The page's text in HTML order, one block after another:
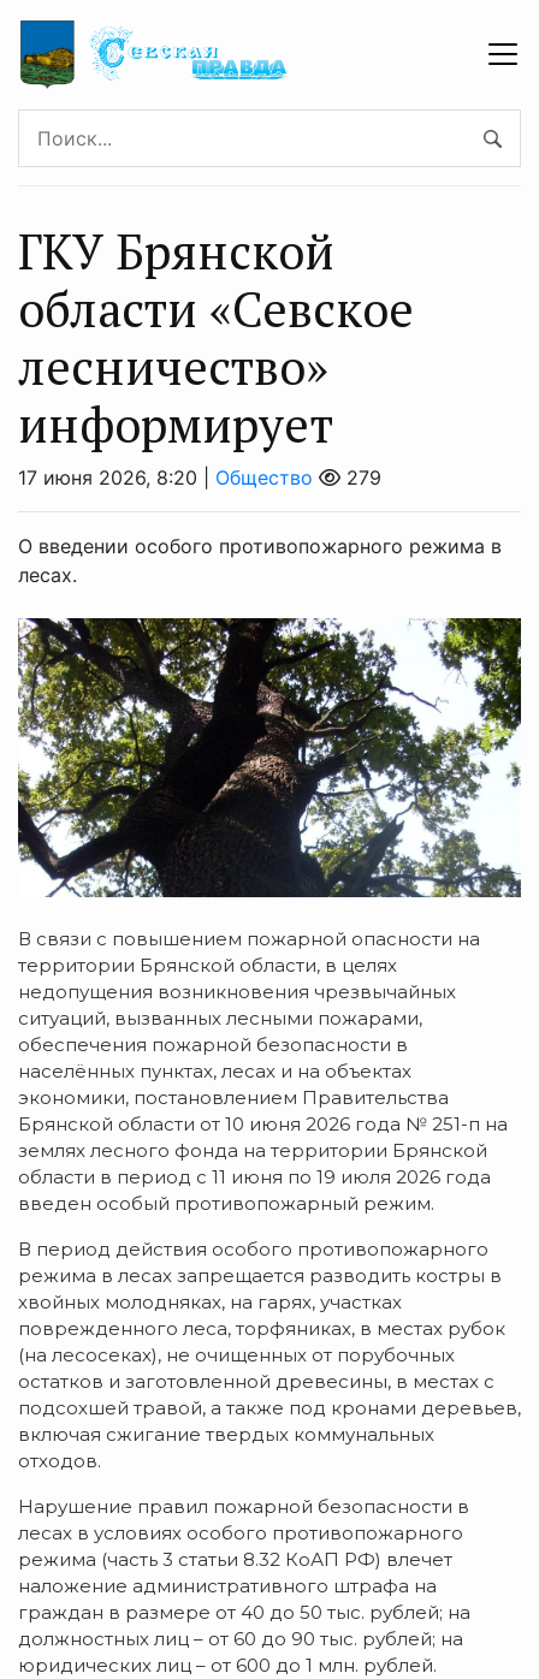
ГКУ Брянской
области «Севское
лесничество»
информирует
17 июня 2026, 8:20 | Общество 279
О введении особого противопожарного режима в
лесах.
В связи с повышением пожарной опасности на
территории Брянской области, в целях
недопущения возникновения чрезвычайных
ситуаций, вызванных лесными пожарами,
обеспечения пожарной безопасности в
населённых пунктах, лесах и на объектах
экономики, постановлением Правительства
Брянской области от 10 июня 2026 года № 251-п на
землях лесного фонда на территории Брянской
области в период с 11 июня по 19 июля 2026 года
введен особый противопожарный режим.
В период действия особого противопожарного
режима в лесах запрещается разводить костры в
хвойных молодняках, на гарях, участках
поврежденного леса, торфяниках, в местах рубок
(на лесосеках), не очищенных от порубочных
остатков и заготовленной древесины, в местах с
подсохшей травой, а также под кронами деревьев,
включая сжигание твердых коммунальных
отходов.
Нарушение правил пожарной безопасности в
лесах в условиях особого противопожарного
режима (часть 3 статьи 8.32 КоАП РФ) влечет
наложение административного штрафа на
граждан в размере от 40 до 50 тыс. рублей; на
должностных лиц – от 60 до 90 тыс. рублей; на
юридических лиц – от 600 до 1 млн. рублей.